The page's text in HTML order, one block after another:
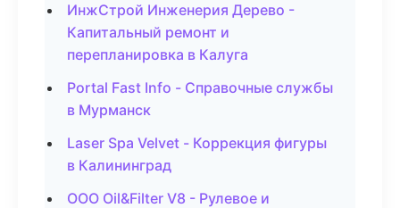
ИнжСтрой Инженерия Дерево -
Капитальный ремонт и
перепланировка в Калуга
Portal Fast Info - Справочные службы
в Мурманск
Laser Spa Velvet - Коррекция фигуры
в Калининград
ООО Oil&Filter V8 - Рулевое и